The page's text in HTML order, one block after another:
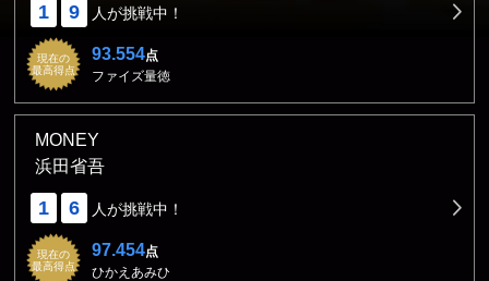
1 9 人が挑戦中！
現在の
最高得点
93.554点
ファイズ量徳
MONEY
浜田省吾
1 6 人が挑戦中！
現在の
最高得点
97.454点
ひかえあみひ